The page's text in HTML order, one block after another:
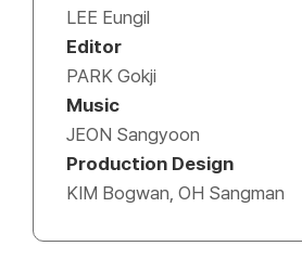
LEE Eungil
Editor
PARK Gokji
Music
JEON Sangyoon
Production Design
KIM Bogwan, OH Sangman